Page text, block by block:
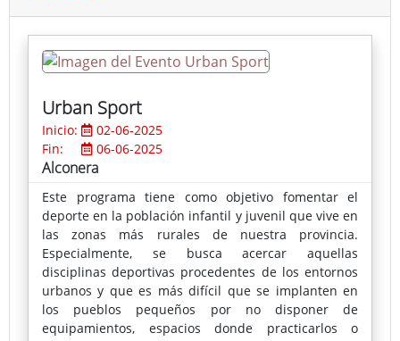
Urban Sport
Inicio:
02-06-2025
Fin:
06-06-2025
Alconera
Este programa tiene como objetivo fomentar el
deporte en la población infantil y juvenil que vive en
las zonas más rurales de nuestra provincia.
Especialmente, se busca acercar aquellas
disciplinas deportivas procedentes de los entornos
urbanos y que es más difícil que se implanten en
los pueblos pequeños por no disponer de
equipamientos, espacios donde practicarlos o